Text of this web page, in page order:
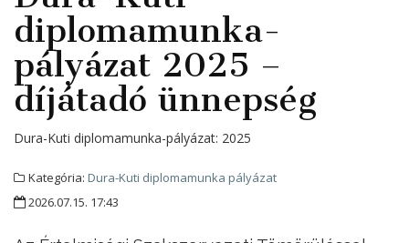
diplomamunka-
pályázat 2025 –
díjátadó ünnepség
Dura-Kuti diplomamunka-pályázat: 2025
Kategória: Dura-Kuti diplomamunka pályázat
2026.07.15. 17:43